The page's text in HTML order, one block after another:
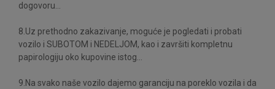
dogovoru...
8.Uz prethodno zakazivanje, moguće je pogledati i probati
vozilo i SUBOTOM i NEDELJOM, kao i završiti kompletnu
papirologiju oko kupovine istog...
9.Na svako naše vozilo dajemo garanciju na poreklo vozila i da